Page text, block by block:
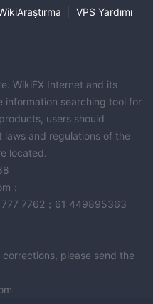
VPS Yardımı
WikiFX Internet and its
information searching tool for
users should
and regulations of the
located.
；
7762；61 449895363
please send the